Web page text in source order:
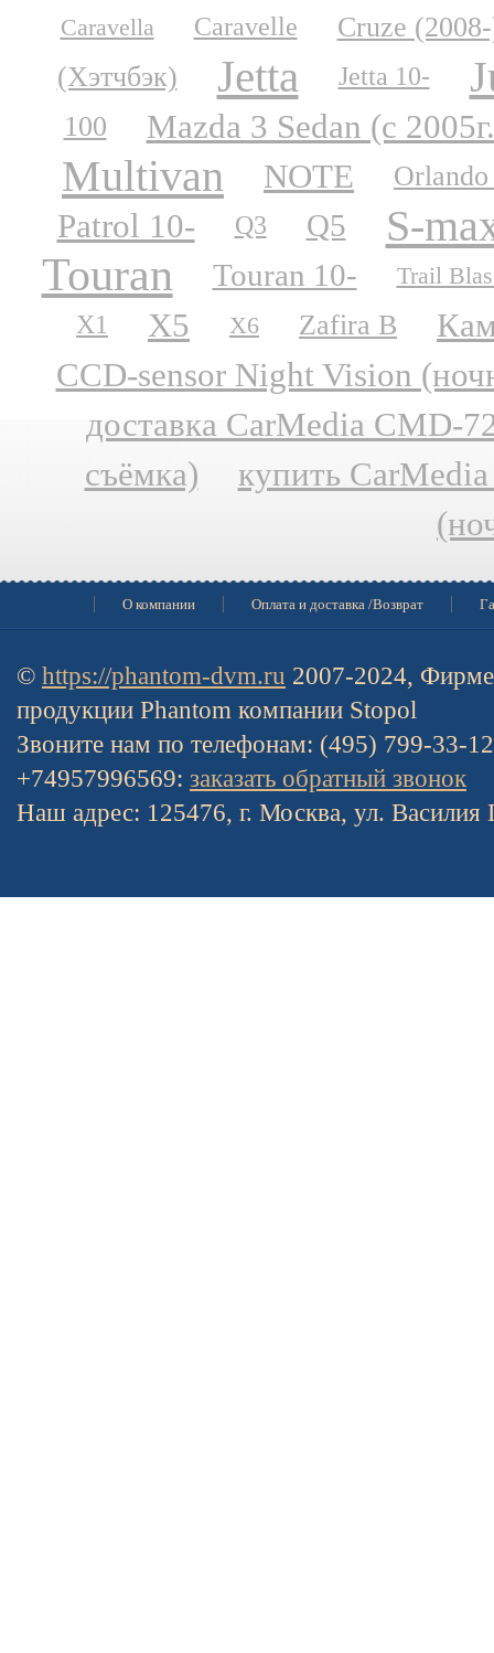
Caravella Caravelle
Cruze
(Хэтчбэк)
Jetta Jetta 10-
100 Mazda 3 Sedan (с
Multivan NOTE
Patrol 10- Q3 Q5 S-
Touran Touran 10- Trail
X1 X5 X6 Zafira B
CCD-sensor Night Vision
доставка CarMedia CMD-
съёмка)
купить
О компании Оплата и доставка /Возврат
© https://phantom-dvm.ru 2007-2024,
продукции Phantom компании Stopol
Звоните нам по телефонам: (495) 799-33-
+74957996569: заказать обратный звонок
Наш адрес: 125476, г. Москва, ул. Василия